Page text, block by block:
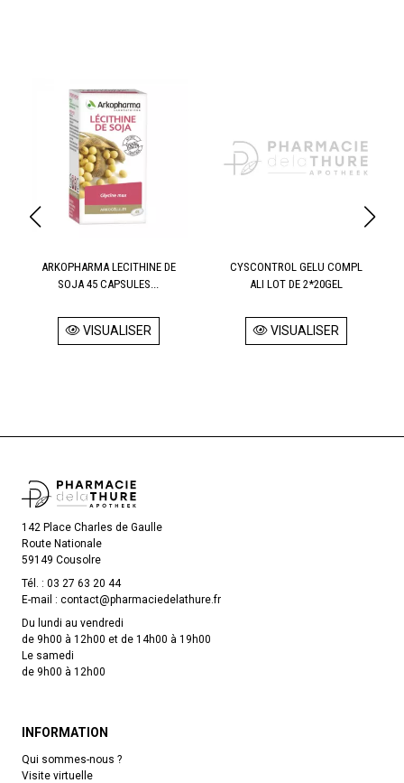
ARKOPHARMA LECITHINE DE
SOJA 45 CAPSULES...
VISUALISER
CYSCONTROL GELU COMPL
ALI LOT DE 2*20GEL
VISUALISER
142 Place Charles de Gaulle
Route Nationale
59149 Cousolre
Tél. : 03 27 63 20 44
E-mail : contact@pharmaciedelathure.fr
Du lundi au vendredi
de 9h00 à 12h00 et de 14h00 à 19h00
Le samedi
de 9h00 à 12h00
INFORMATION
Qui sommes-nous ?
Visite virtuelle